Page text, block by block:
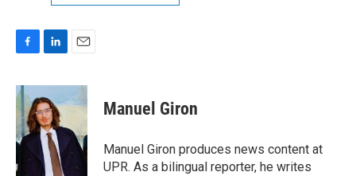
c
e
b
o
o
k
n
k
e
d
I
n
a
i
Manuel Giron
Manuel Giron produces news content at
UPR. As a bilingual reporter, he writes